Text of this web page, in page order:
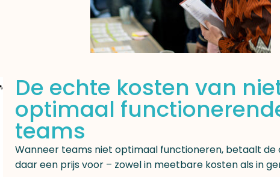
De echte kosten van
optimaal
teams
Wanneer teams niet optimaal functioneren, betaalt de
daar een prijs voor – zowel in meetbare kosten als in